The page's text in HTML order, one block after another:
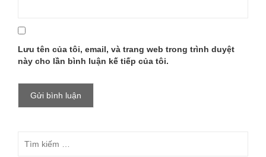
Lưu tên của tôi, email, và trang web trong trình duyệt
này cho lần bình luận kế tiếp của tôi.